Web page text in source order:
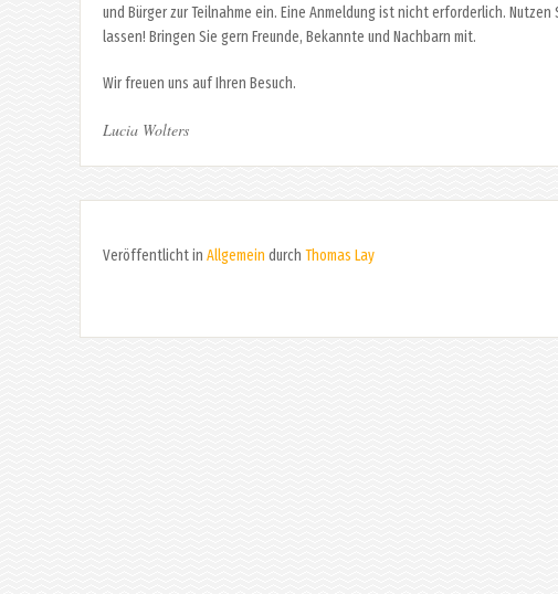
und Bürger zur Teilnahme ein. Eine Anmeldung ist nicht erforderlich.
lassen! Bringen Sie gern Freunde, Bekannte und Nachbarn mit.
Wir freuen uns auf Ihren Besuch.
Lucia Wolters
Veröffentlicht in Allgemein durch Thomas Lay